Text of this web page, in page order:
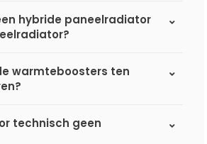
hybride paneelradiator
warmteboosters ten
technisch geen